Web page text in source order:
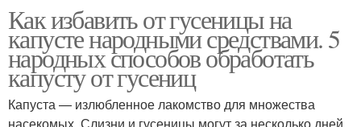
Как избавить от гусеницы на
капусте народными средствами. 5
народных способов обработать
капусту от гусениц
Капуста — излюбленное лакомство для множества
насекомых. Слизни и гусеницы могут за несколько дней